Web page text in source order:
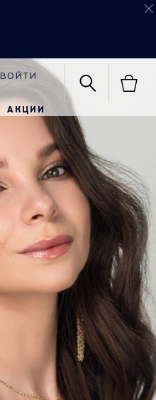
ВОЙТИ
АКЦИИ